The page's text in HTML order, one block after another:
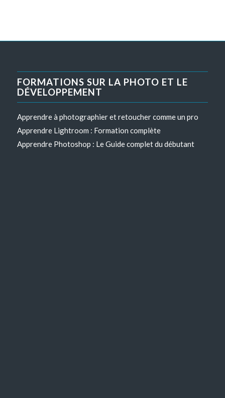
FORMATIONS SUR LA PHOTO ET LE
DÉVELOPPEMENT
Apprendre à photographier et retoucher comme un pro
Apprendre Lightroom : Formation complète
Apprendre Photoshop : Le Guide complet du débutant